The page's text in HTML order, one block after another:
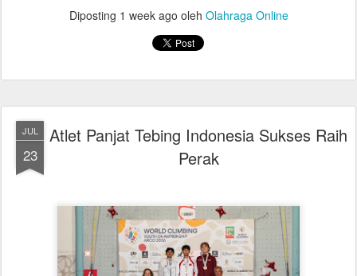
Diposting 1 week ago oleh Olahraga Online
JUL
23
Atlet Panjat Tebing Indonesia Sukses Raih
Perak